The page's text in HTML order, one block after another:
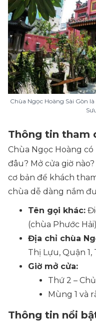
Chùa Ngọc Hoàng Sài Gòn
Thông tin tham
Chùa Ngọc Hoàng
đâu? Mở cửa giờ
cơ bản để khách
chùa dễ dàng nắm
Tên gọi khác:
(chùa Phước
Địa chỉ chùa
Thị Lựu, Quận 1,
Giờ mở cửa:
Thứ 2 –
Mùng 1 và
Thông tin nổi